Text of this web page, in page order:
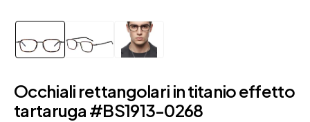
Occhiali rettangolari in titanio effetto
tartaruga #BS1913-0268